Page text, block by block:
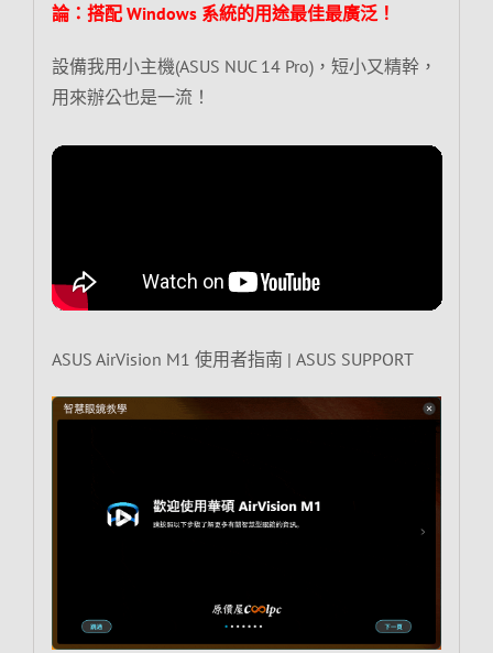
論：搭配 Windows 系統的用途最佳最廣泛！
設備我用小主機(ASUS NUC 14 Pro)，短小又精幹，
用來辦公也是一流！
ASUS AirVision M1 使用者指南 | ASUS SUPPORT